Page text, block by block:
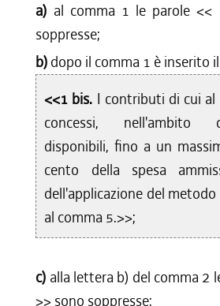
a) al comma 1 le parole <<
soppresse;
b) dopo il comma 1 è inserito
<<1 bis. I contributi di cui al
concessi, nell'ambito
disponibili, fino a un
cento della spesa
dell'applicazione del metodo
al comma 5.>>;
c) alla lettera b) del comma 2
>> sono soppresse;